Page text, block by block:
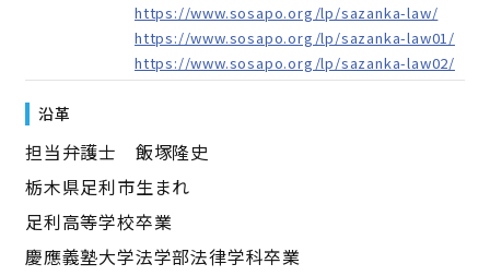
https://www.sosapo.org/lp/sazanka-law/
https://www.sosapo.org/lp/sazanka-law01/
https://www.sosapo.org/lp/sazanka-law02/
沿革
担当弁護士 飯塚隆史
栃木県足利市生まれ
足利高等学校卒業
慶應義塾大学法学部法律学科卒業